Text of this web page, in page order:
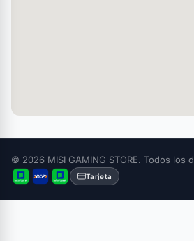
© 2026 MISI GAMING STORE. Todos los
Tarjeta